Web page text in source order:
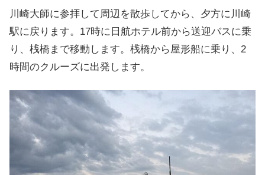
川崎大師に参拝して周辺を散歩してから、夕方に川崎
駅に戻ります。17時に日航ホテル前から送迎バスに乗
り、桟橋まで移動します。桟橋から屋形船に乗り、2
時間のクルーズに出発します。